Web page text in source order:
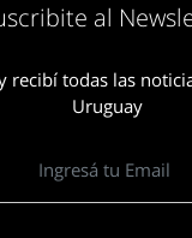
al
recibí todas las
Uruguay